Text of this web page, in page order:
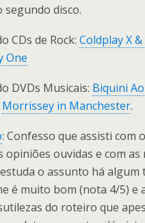
disco.
CDs de Rock: Coldplay X &
One
DVDs Musicais: Biquini
Morrissey in Manchester.
: Confesso que assisti com o
opiniões ouvidas e com as
o assunto há algum
é muito bom (nota 4/5) e
do roteiro que